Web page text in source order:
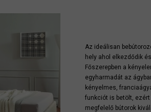
Az ideálisan
hely ahol elkezdődik
Főszerepben a
egyharmadát az
kényelmes,
funkciót is betölt,
megfelelő bútorok